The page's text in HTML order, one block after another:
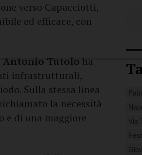
verso Capacciotti,
ed efficace, con
Antonio Tutolo ha
infrastrutturali,
Sulla stessa linea
la necessità
di una maggiore
Via